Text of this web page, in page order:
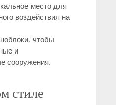
место для
воздействия на
чтобы
и
сооружения.
стиле